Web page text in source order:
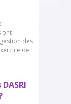
ont
des
de